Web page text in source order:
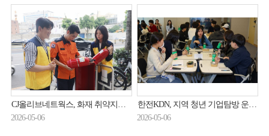
CJ올리브네트웍스, 화재 취약지역 '보이는 소화기' 점검
2026-05-06
한전KDN, 지역 청년 기업탐방 운영…AI 특강·멘토링 강화
2026-05-06